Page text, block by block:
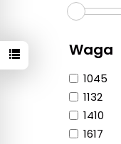
Waga
1045
1132
1410
1617